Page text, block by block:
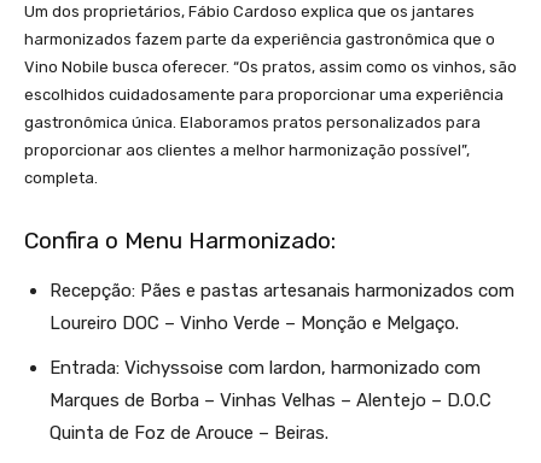
Um dos proprietários, Fábio Cardoso explica que os jantares
harmonizados fazem parte da experiência gastronômica que o
Vino Nobile busca oferecer. “Os pratos, assim como os vinhos, são
escolhidos cuidadosamente para proporcionar uma experiência
gastronômica única. Elaboramos pratos personalizados para
proporcionar aos clientes a melhor harmonização possível”,
completa.
Confira o Menu Harmonizado:
Recepção: Pães e pastas artesanais harmonizados com
Loureiro DOC – Vinho Verde – Monção e Melgaço.
Entrada: Vichyssoise com lardon, harmonizado com
Marques de Borba – Vinhas Velhas – Alentejo – D.O.C
Quinta de Foz de Arouce – Beiras.